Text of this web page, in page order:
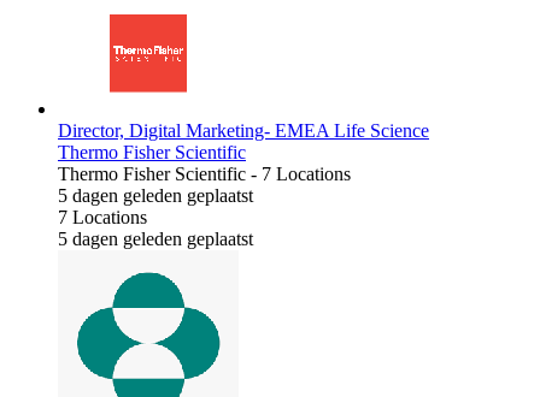
Director, Digital Marketing- EMEA Life Science
Thermo Fisher Scientific
Thermo Fisher Scientific - 7 Locations
5 dagen geleden geplaatst
7 Locations
5 dagen geleden geplaatst